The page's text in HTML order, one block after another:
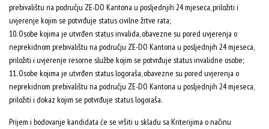
prebivalištu na području ZE-DO Kantona u posljednjih 24 mjeseca, priložiti i
uvjerenje kojim se potvrđuje status civilne žrtve rata;
10. Osobe kojima je utvrđen status invalida, obavezne su pored uvjerenja o
neprekidnom prebivalištu na području ZE-DO Kantona u posljednjih 24 mjeseca,
priložiti i uvjerenje resorne službe kojim se potvrđuje status invalidne osobe;
11. Osobe kojima je utvrđen status logoraša, obavezne su pored uvjerenja o
neprekidnom prebivalištu na području ZE-DO Kantona u posljednjih 24 mjeseca,
priložiti i dokaz kojim se potvrđuje status logoraša.
Prijem i bodovanje kandidata će se vršiti u skladu sa Kriterijima o načinu